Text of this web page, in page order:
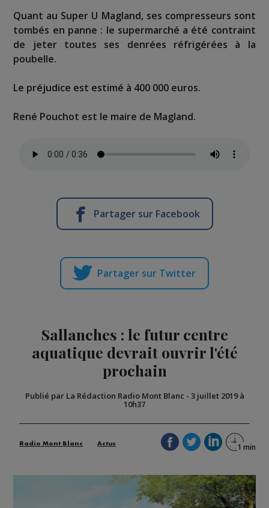
Quant au Super U Magland, ses compresseurs sont
tombés en panne : le supermarché a été contraint
de jeter toutes ses denrées réfrigérées à la
poubelle.
Le préjudice est estimé à 400 000 euros.
René Pouchot est le maire de Magland.
Partager sur Facebook
Partager sur Twitter
Sallanches : le futur centre
aquatique devrait ouvrir l'été
prochain
Publié par La Rédaction Radio Mont Blanc - 3 juillet 2019 à
10h37
Radio Mont Blanc Actus